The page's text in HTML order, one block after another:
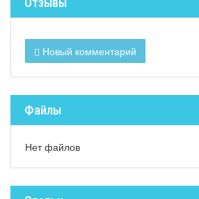
Новый комментарий
Файлы
Нет файлов